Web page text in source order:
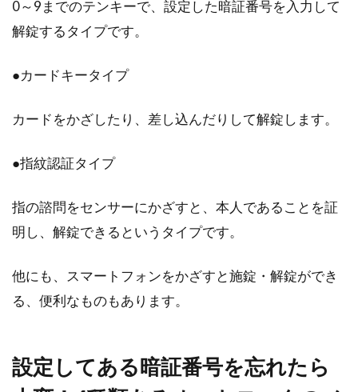
0～9までのテンキーで、設定した暗証番号を入力して
解錠するタイプです。
●カードキータイプ
カードをかざしたり、差し込んだりして解錠します。
●指紋認証タイプ
指の諮問をセンサーにかざすと、本人であることを証
明し、解錠できるというタイプです。
他にも、スマートフォンをかざすと施錠・解錠ができ
る、便利なものもあります。
設定してある暗証番号を忘れたら